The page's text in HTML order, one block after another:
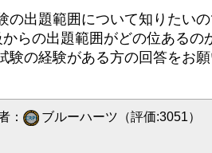
の出題範囲について知りたい
らの出題範囲がどの位あるの
験の経験がある方の回答をお
： ブルーハーツ（評価:3051）